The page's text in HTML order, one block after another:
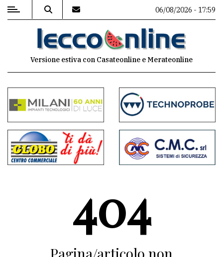
MENU
commenti
Contenuti
del
sito
06/08/2026 - 17:59
Versione estiva con Casateonline e Merateonline
404
Pagina/articolo non